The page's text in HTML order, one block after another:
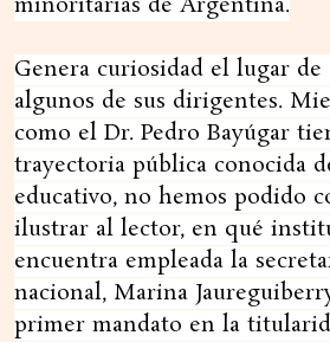
Genera curiosidad el lugar de
algunos de sus dirigentes.
como el Dr. Pedro Bayúgar
trayectoria pública conocida
educativo, no hemos podido
ilustrar al lector, en qué
encuentra empleada la
nacional, Marina
primer mandato en la